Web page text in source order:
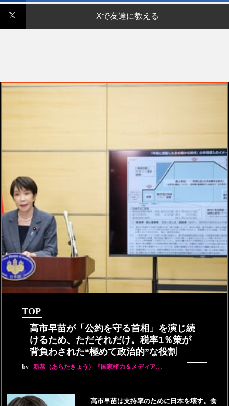
Xで友達に教える
TOP
高市早苗が「公約を守る首相」を演じ続
けるため、ただそれだけ。税率1％策が
背負わされた“極めて政治的”な役割
by 新恭（あらたきょう）『国家権力＆メディア…
高市早苗は支持率のために日本を壊す。食